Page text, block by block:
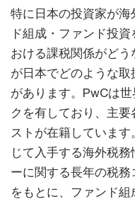
特に日本の投資家が
ド組成・ファンド投
おける課税関係がど
が日本でどのような
があります。PwCは
クを有しており、主
ストが在籍していま
じて入手する海外税
ーに関する長年の税
をもとに、ファンド